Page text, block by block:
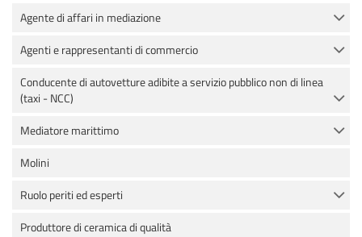
Agente di affari in mediazione
Agenti e rappresentanti di commercio
Conducente di autovetture adibite a servizio pubblico non di linea
(taxi - NCC)
Mediatore marittimo
Molini
Ruolo periti ed esperti
Produttore di ceramica di qualità